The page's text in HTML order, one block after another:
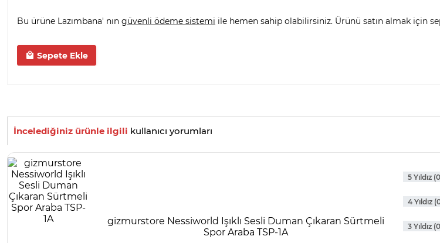
Bu ürüne Lazımbana' nın güvenli ödeme sistemi ile hemen sahip olabilirsiniz. Ürünü satın almak için
Sepete Ekle
İncelediğiniz ürünle ilgili kullanıcı yorumları
gizmurstore Nessiworld Işıklı Sesli Duman Çıkaran Sürtmeli
Spor Araba TSP-1A
5 Yıldız
4 Yıldız
3 Yıldız